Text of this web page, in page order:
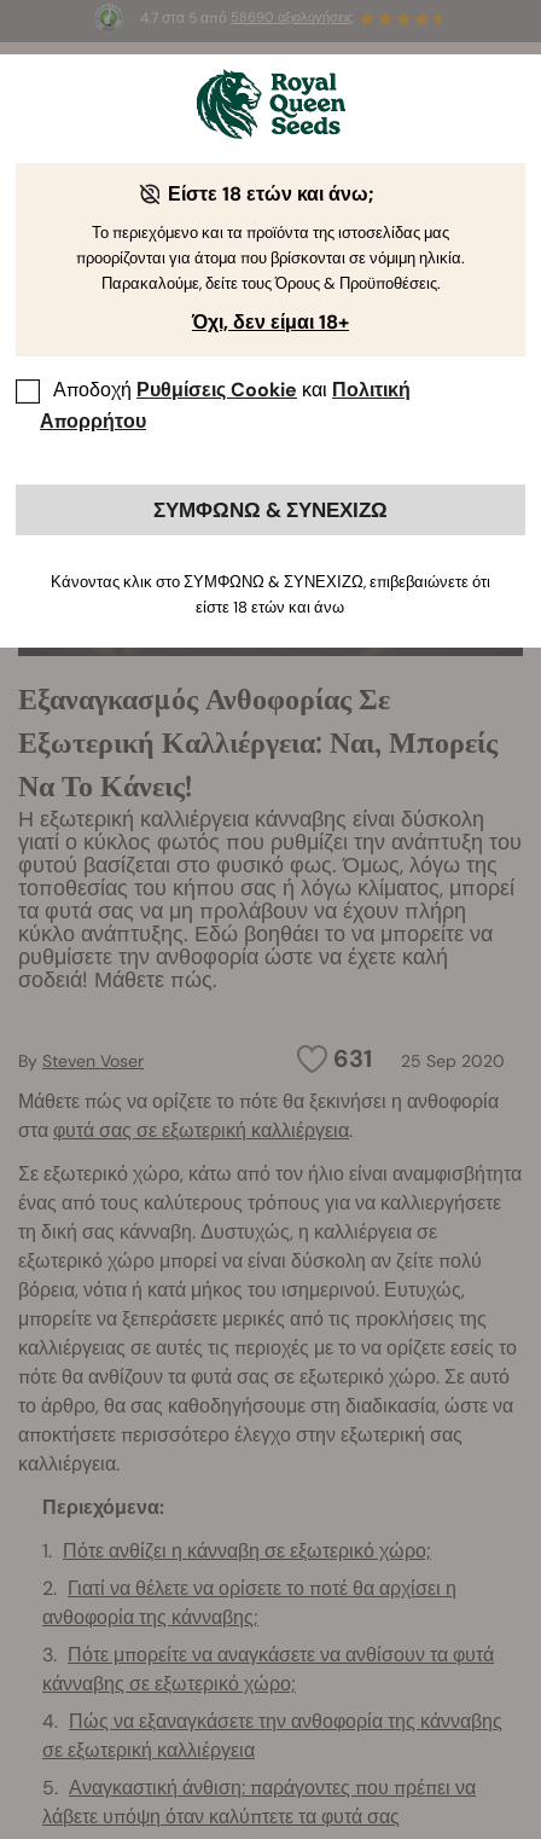
4.7 στα 5 από 58690 αξιολογήσεις
Summer Sales : Έως και -50%
προϊόντα! ⏤
The RQS Blog
Blog για το Lifestyle της Κάνναβης Pikilíes kai
Εξαναγκασμός Ανθοφορίας Σε
Εξωτερική Καλλιέργεια: Ναι, Μπορείς
Να Το Κάνεις!
Η εξωτερική καλλιέργεια κάνναβης είναι δύσκολη
γιατί ο κύκλος φωτός που ρυθμίζει την ανάπτυξη του
φυτού βασίζεται στο φυσικό φως. Όμως, λόγω της
τοποθεσίας του κήπου σας ή λόγω κλίματος, μπορεί
τα φυτά σας να μη προλάβουν να έχουν πλήρη
κύκλο ανάπτυξης. Εδώ βοηθάει το να μπορείτε να
ρυθμίσετε την ανθοφορία ώστε να έχετε καλή
σοδειά! Μάθετε πώς.
631 25 Sep 2020
By Steven Voser
Μάθετε πώς να ορίζετε το πότε θα ξεκινήσει η ανθοφορία
σταφυτά σας σε εξωτερική καλλιέργεια.
Σε εξωτερικό χώρο, κάτω από τον ήλιο είναι αναμφισβήτητα
ένας από τους καλύτερους τρόπους για να καλλιεργήσετε
τη δική σας κάνναβη. Δυστυχώς, η καλλιέργεια σε
εξωτερικό χώρο μπορεί να είναι δύσκολη αν ζείτε πολύ
βόρεια, νότια ή κατά μήκος του ισημερινού. Ευτυχώς,
μπορείτε να ξεπεράσετε μερικές από τις προκλήσεις της
καλλιέργειας σε αυτές τις περιοχές με το να ορίζετε εσείς το
πότε θα ανθίζουν τα φυτά σας σε εξωτερικό χώρο. Σε αυτό
το άρθρο, θα σας καθοδηγήσουμε στη διαδικασία, ώστε να
αποκτήσετε περισσότερο έλεγχο στην εξωτερική σας
καλλιέργεια.
Περιεχόμενα:
Πότε ανθίζει η κάνναβη σε εξωτερικό χώρο;
Γιατί να θέλετε να ορίσετε το ποτέ θα αρχίσει η
ανθοφορία της κάνναβης;
Πότε μπορείτε να αναγκάσετε να ανθίσουν τα φυτά
κάνναβης σε εξωτερικό χώρο;
Πώς να εξαναγκάσετε την ανθοφορία της κάνναβης
σε εξωτερική καλλιέργεια
Αναγκαστική άνθιση: παράγοντες που πρέπει να
λάβετε υπόψη όταν καλύπτετε τα φυτά σας
Είστε 18 ετών και άνω;
Το περιεχόμενο και τα προϊόντα της ιστοσελίδας μας
προορίζονται για άτομα που βρίσκονται σε νόμιμη ηλικία.
Παρακαλούμε, δείτε τους Όρους & Προϋποθέσεις.
Όχι, δεν είμαι 18+
Αποδοχή Ρυθμίσεις Cookie και Πολιτική
Απορρήτου
ΣΥΜΦΩΝΩ & ΣΥΝΕΧΙΖΩ
Κάνοντας κλικ στο ΣΥΜΦΩΝΩ & ΣΥΝΕΧΙΖΩ, επιβεβαιώνετε ότι
είστε 18 ετών και άνω